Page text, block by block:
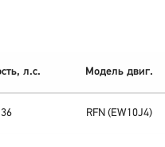
л.с. Модель двиг.
RFN (EW10J4)